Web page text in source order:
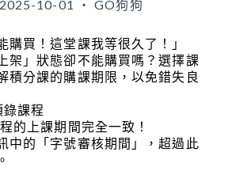
10-01 ‧ GO狗狗
購買！這堂課我等很久了！」
架」狀態卻不能購買嗎？選擇課
積分課的購課期限，以免錯失良
課程
的上課期間完全一致！
中的「字號審核期間」，超過此